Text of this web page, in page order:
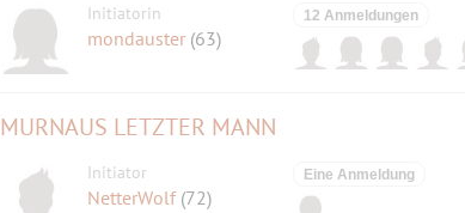
Initiatorin
mondauster (63)
12 Anmeldungen
MURNAUS LETZTER MANN
Initiator
NetterWolf (72)
Eine Anmeldung